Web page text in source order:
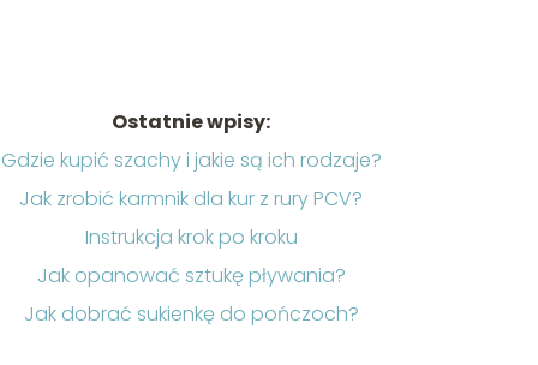
Ostatnie wpisy:
Gdzie kupić szachy i jakie są ich rodzaje?
Jak zrobić karmnik dla kur z rury PCV?
Instrukcja krok po kroku
Jak opanować sztukę pływania?
Jak dobrać sukienkę do pończoch?